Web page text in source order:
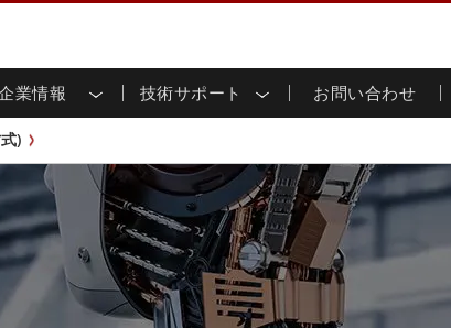
業情報 技術サポート お問い合わせ
レイ
ズ /
ド
ト
ィス
HMI (P-CAPタッチ)
産業用パネルPC (P-CAPタッチ)
産業用パネルPC (抵抗膜方式)
ステンレスシリーズ
G-WINシリーズ / IP67設計
ATEXグレード
バータイプパネルPC
防衛頑丈な
防衛堅牢タ
防衛超堅牢
防衛パネル
防衛ディス
食品 & 衛生産業
海洋
ィン 倉庫 & 物流
防衛
インフラ
インテ
テム
セルフサービスキオスク
政府機関
バーチャル展示会
認証／コ
)